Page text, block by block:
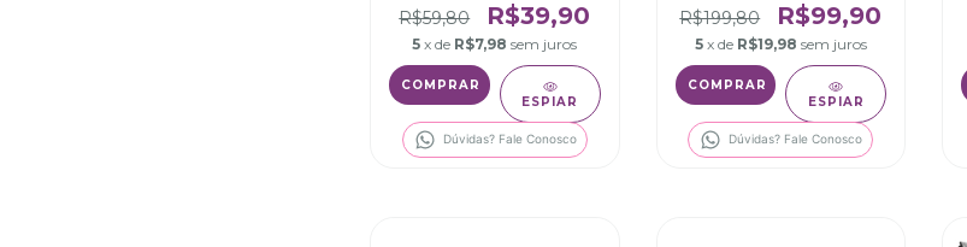
R$59,80 R$39,90
5 x de R$7,98 sem juros
ESPIAR
Dúvidas? Fale Conosco
R$199,80 R$99,90
5 x de R$19,98 sem juros
ESPIAR
Dúvidas? Fale Conosco